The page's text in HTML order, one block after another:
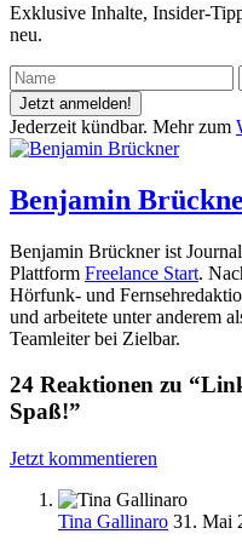
Exklusive Inhalte, Insider-
neu.
Jetzt anmelden!
Jederzeit kündbar. Mehr zum
Benjamin
Benjamin Brückner ist
Plattform Freelance Start.
Hörfunk- und
und arbeitete unter anderem
Teamleiter bei Zielbar.
24 Reaktionen zu
Spaß!”
Jetzt kommentieren
Tina Gallinaro 31. Mai